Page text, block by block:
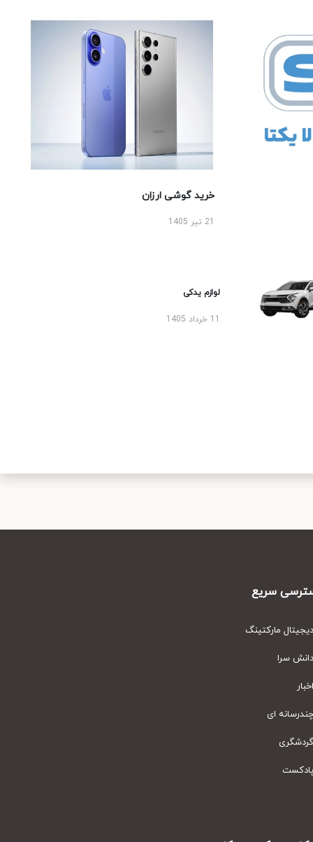
خرید گوشی ارزان
لوازم یدکی
سریع
مارکتینگ
سرا
ای